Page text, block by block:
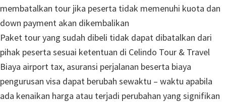
membatalkan tour jika peserta tidak memenuhi kuota dan
down payment akan dikembalikan
Paket tour yang sudah dibeli tidak dapat dibatalkan dari
pihak peserta sesuai ketentuan di Celindo Tour & Travel
Biaya airport tax, asuransi perjalanan beserta biaya
pengurusan visa dapat berubah sewaktu – waktu apabila
ada kenaikan harga atau terjadi perubahan yang signifikan